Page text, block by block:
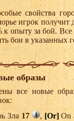
свойства
игрок
к опыту за бой.
бои в указанных
образы
все новые
Зла 17 , [Or]On